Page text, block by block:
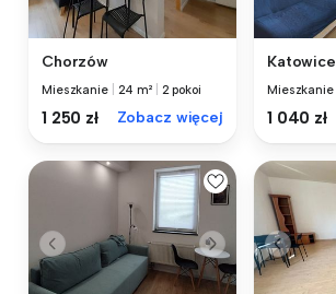
Chorzów
Mieszkanie 24 m² 2 pokoi
1 250 zł Zobacz więcej
Katowice
Mieszkanie
1 040 zł